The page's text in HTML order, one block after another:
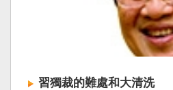
習獨裁的難處和大清洗